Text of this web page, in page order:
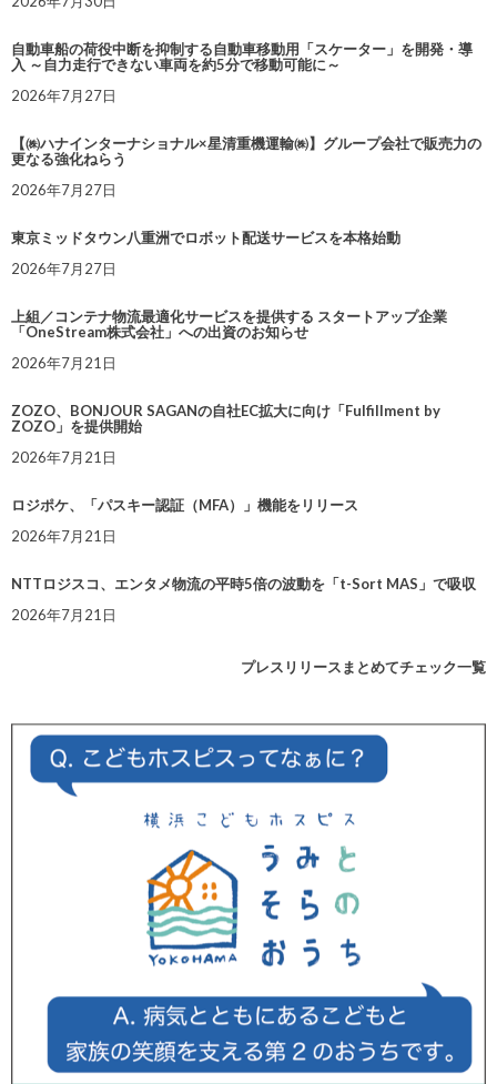
自動車船の荷役中断を抑制する自動車移動用「スケーター」を開発・導
入 ～自力走行できない車両を約5分で移動可能に～
2026年7月27日
【㈱ハナインターナショナル×星清重機運輸㈱】グループ会社で販売力の
更なる強化ねらう
2026年7月27日
東京ミッドタウン八重洲でロボット配送サービスを本格始動
2026年7月27日
上組／コンテナ物流最適化サービスを提供する スタートアップ企業
「OneStream株式会社」への出資のお知らせ
2026年7月21日
ZOZO、BONJOUR SAGANの自社EC拡大に向け「Fulfillment by
ZOZO」を提供開始
2026年7月21日
ロジポケ、「パスキー認証（MFA）」機能をリリース
2026年7月21日
NTTロジスコ、エンタメ物流の平時5倍の波動を「t-Sort MAS」で吸収
2026年7月21日
プレスリリースまとめてチェック一覧